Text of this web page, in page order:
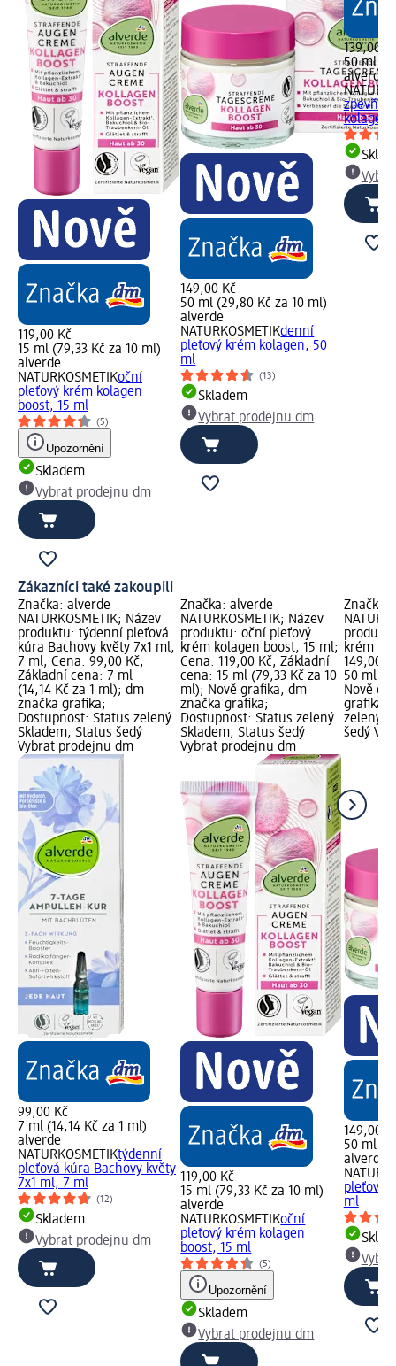
119,00 Kč
15 ml (79,33 Kč za 10 ml)
alverde
NATURKOSMETIKoční
pleťový krém kolagen
boost, 15 ml
(5)
Upozornění
Skladem
Vybrat prodejnu dm
149,00 Kč
50 ml (29,80 Kč za 10 ml)
alverde
NATURKOSMETIKdenní
pleťový krém kolagen, 50
ml
(13)
Skladem
Vybrat prodejnu dm
139,00
50 ml
alverde
Zákazníci také zakoupili
Značka: alverde
NATURKOSMETIK; Název
produktu: týdenní pleťová
kúra Bachovy květy 7x1 ml,
7 ml; Cena: 99,00 Kč;
Základní cena: 7 ml
(14,14 Kč za 1 ml); dm
značka grafika;
Dostupnost: Status zelený
Skladem, Status šedý
Vybrat prodejnu dm
99,00 Kč
7 ml (14,14 Kč za 1 ml)
alverde
NATURKOSMETIKtýdenní
pleťová kúra Bachovy květy
7x1 ml, 7 ml
(12)
Skladem
Vybrat prodejnu dm
Značka: alverde
NATURKOSMETIK; Název
produktu: oční pleťový
krém kolagen boost, 15 ml;
Cena: 119,00 Kč; Základní
cena: 15 ml (79,33 Kč za 10
ml); Nově grafika, dm
značka grafika;
Dostupnost: Status zelený
Skladem, Status šedý
Vybrat prodejnu dm
119,00 Kč
15 ml (79,33 Kč za 10 ml)
alverde
NATURKOSMETIKoční
pleťový krém kolagen
boost, 15 ml
(5)
Upozornění
Skladem
Vybrat prodejnu dm
Značka:
krém
149,00
50 ml
Nově
grafika;
zelený
šedý
149,00
50 ml
alverde
pleťový
ml